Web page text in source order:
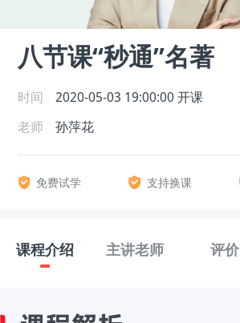
八节课“秒通”名著
时间 2020-05-03 19:00:00 开课
老师
孙萍花
免费试学 支持换课
课程介绍 主讲老师 评价